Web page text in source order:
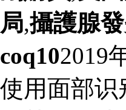
局,攝護腺
coq102019
使用面部识